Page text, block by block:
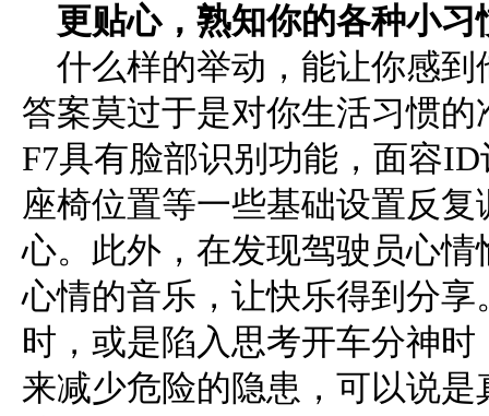
更贴心， 熟知你的各种小习
什么样的举动，能让你感
答案莫过于是对你生活习惯
F7具有脸部识别功能，面容
座椅位置等一些基础设置反
心。此外，在发现驾驶员心
心情的音乐，让快乐得到分
时，或是陷入思考开车分神
来减少危险的隐患，可以说